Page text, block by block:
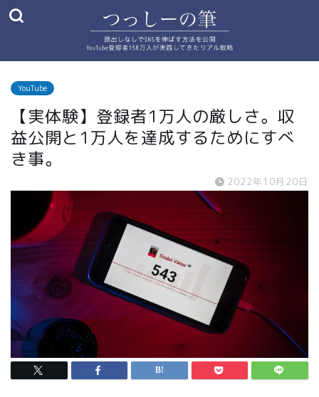
YouTube
【実体験】登録者1万人の厳しさ。収
益公開と1万人を達成するためにすべ
き事。
2022年10月20日